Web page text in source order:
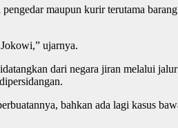
maupun kurir terutama
ujarnya.
dari negara jiran melalui
bahkan ada lagi kasus